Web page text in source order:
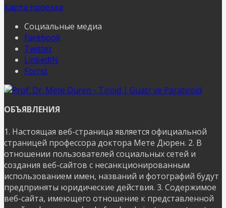
Карта проезда
Социальные медиа
Facebook
Twitter
LinkedIN
Forrst
ОБЪЯВЛЕНИЯ
1. Настоящая веб-страница является официальной
страницей профессора доктора Мете Дюрен. 2. В
отношении пользователей социальных сетей и
создания веб-сайтов с несанкционированным
использованием имен, названий и фотографий будут
предприняты юридические действия. 3. Содержимое
веб-сайта, имеющего отношение к представленной